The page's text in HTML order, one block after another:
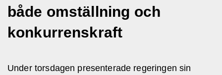
både omställning och
konkurrenskraft
Under torsdagen presenterade regeringen sin